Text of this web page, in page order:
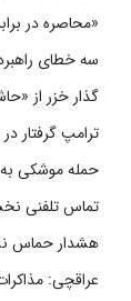
«محاصره در
سه خطای
گذار خزر از
ترامپ گرفتار
حمله موشکی به
تماس تلفنی
هشدار حماس
عراقچی: